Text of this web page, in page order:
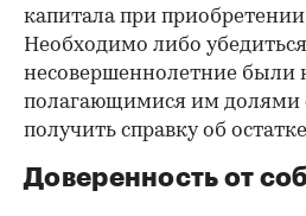
капитала при
Необходимо либо
несовершеннолетние были
полагающимися им долями
получить справку об
Доверенность от